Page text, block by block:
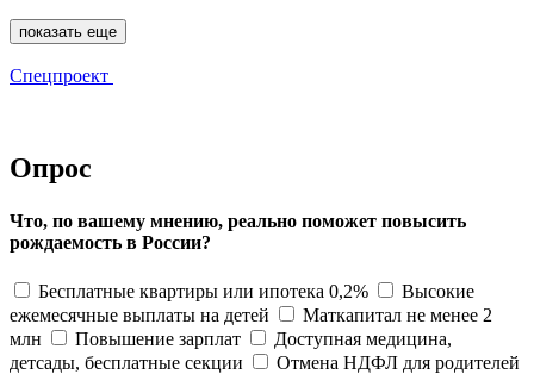
показать еще
Спецпроект
Опрос
Что, по вашему мнению, реально поможет повысить
рождаемость в России?
Бесплатные квартиры или ипотека 0,2%
Высокие
ежемесячные выплаты на детей
Маткапитал не менее 2
млн
Повышение зарплат
Доступная медицина,
детсады, бесплатные секции
Отмена НДФЛ для родителей